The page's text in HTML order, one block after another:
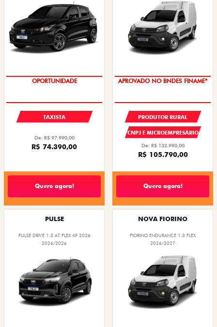
OPORTUNIDADE
TAXISTA
De: R$ 97.990,00
R$ 74.390,00
Quero agora!
APROVADO NO BNDES FINAME*
PRODUTOR RURAL
CNPJ E MICROEMPRESÁRIO
De: R$ 132.990,00
R$ 105.790,00
Quero agora!
PULSE
PULSE DRIVE 1.3 AT FLEX 4P 2026
2026/2026
NOVA FIORINO
FIORINO ENDURANCE 1.3 FLEX
2026/2027